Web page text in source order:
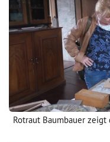
Rotraut Baumbauer zeigt